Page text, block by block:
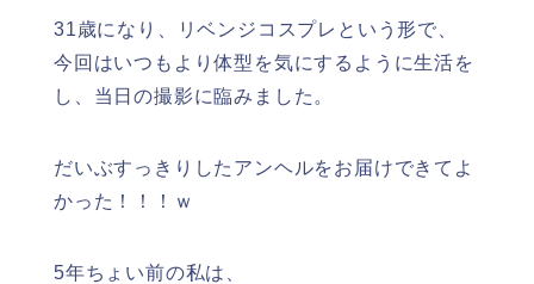
31歳になり、リベンジコスプレという形で、
今回はいつもより体型を気にするように生活を
し、当日の撮影に臨みました。
だいぶすっきりしたアンヘルをお届けできてよ
かった！！！ｗ
5年ちょい前の私は、